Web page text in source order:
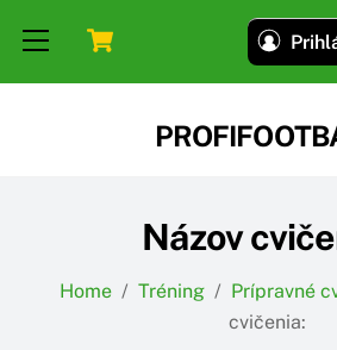
Menu
Názov
Home / Tréning / Prípravné
cvičenia: